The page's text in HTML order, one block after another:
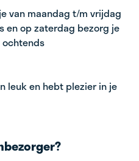
van maandag t/m vrijdag
en op zaterdag bezorg je
ochtends
leuk en hebt plezier in je